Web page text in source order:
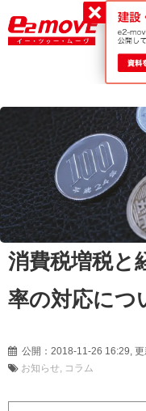
消費税増税と
率の対応につ
公開：2018-11-26
お知らせ
コラム